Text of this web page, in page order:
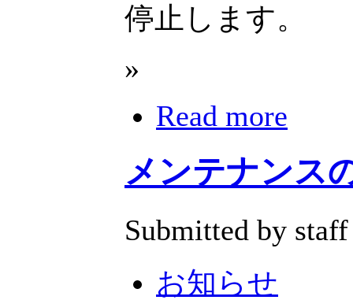
停止します。
»
Read more
メンテナンス
Submitted by
お知らせ